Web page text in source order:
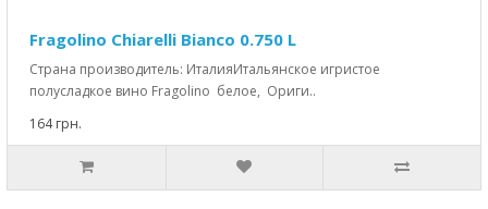
Fragolino Chiarelli Bianco 0.750 L
Страна производитель: ИталияИтальянское игристое
полусладкое вино Fragolino белое, Ориги..
164 грн.